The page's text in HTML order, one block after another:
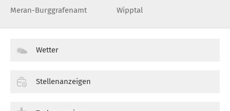
Meran-Burggrafenamt
Wipptal
Wetter
Stellenanzeigen